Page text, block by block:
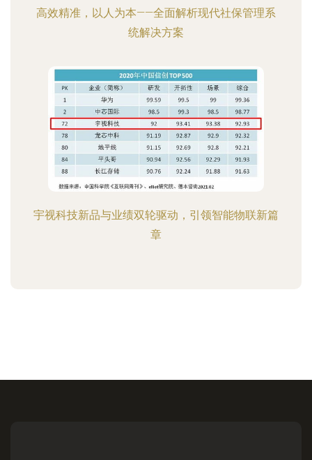
高效精准，以人为本——全面解析现代社保管理系
统解决方案
宇视科技新品与业绩双轮驱动，引领智能物联新篇
章